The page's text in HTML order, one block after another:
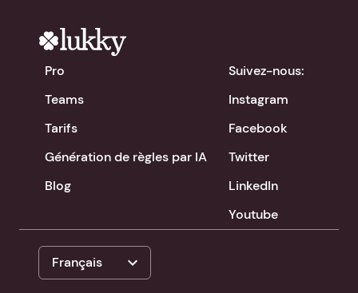
Pro
Teams
Tarifs
Génération de règles par IA
Blog
Suivez-nous:
Instagram
Facebook
Twitter
LinkedIn
Youtube
Français expand_more